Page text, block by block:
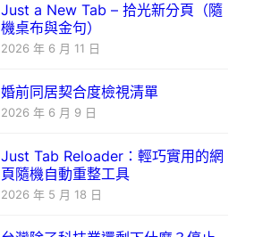
Just a New Tab – 拾光新分頁（隨
機桌布與金句）
2026 年 6 月 11 日
婚前同居契合度檢視清單
2026 年 6 月 9 日
Just Tab Reloader：輕巧實用的網
頁隨機自動重整工具
2026 年 5 月 18 日